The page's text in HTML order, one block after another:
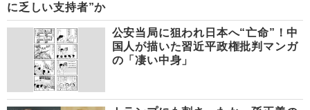
に乏しい支持者”か
公安当局に狙われ日本へ“亡命”！中
国人が描いた習近平政権批判マンガ
の「凄い中身」